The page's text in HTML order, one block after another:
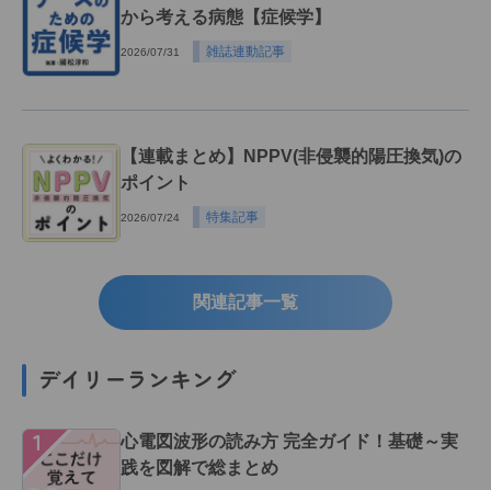
から考える病態【症候学】
2026/07/31 雑誌連動記事
【連載まとめ】NPPV(非侵襲的陽圧換気)の
ポイント
2026/07/24 特集記事
関連記事一覧
デイリーランキング
１
心電図波形の読み方 完全ガイド！基礎～実
践を図解で総まとめ